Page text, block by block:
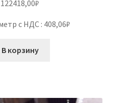
122418,00₽
с НДС : 408,06₽
В корзину